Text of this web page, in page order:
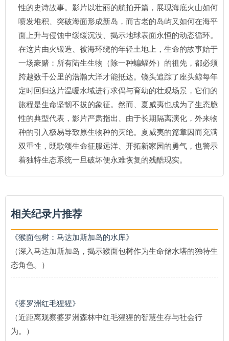
性的史诗故事。影片以壮丽的航拍开篇，展现海底火山如何
喷发堆积、突破海面形成新岛，而古老的岛屿又如何在海平
面上升与侵蚀中缓缓沉没、揭示地球表面永恒的动态循环。
在这片由火锻造、被海环绕的年轻土地上，生命的故事始于
一场豪赌：所有陆生生物（除一种蝙蝠外）的祖先，都必须
跨越数千公里的浩瀚大洋才能抵达。镜头追踪了座头鲸每年
定时回归这片温暖水域进行求偶与育幼的壮观场景，它们的
旅程是生命坚韧不拔的象征。然而、夏威夷也成为了生态脆
性的典型代表，影片严肃指出、由于长期隔离演化，外来物
种的引入极易导致原生物种的灭绝。夏威夷的篇章因而充满
双重性，既歌颂生命征服远洋、开拓新家园的勇气，也警示
着独特生态系统一旦破坏便永难恢复的残酷现实。
相关纪录片推荐
《猴面包树：马达加斯加岛的水库》
（深入马达加斯加岛，揭示猴面包树作为生命储水塔的独特生
态角色。）
《婆罗洲红毛猩猩》
（近距离观察婆罗洲森林中红毛猩猩的智慧生存与社会行
为。）